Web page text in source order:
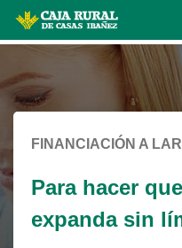
Cargando
contenido,
por
favor
espere...
FINANCIACIÓN A
Para hacer
expanda sin